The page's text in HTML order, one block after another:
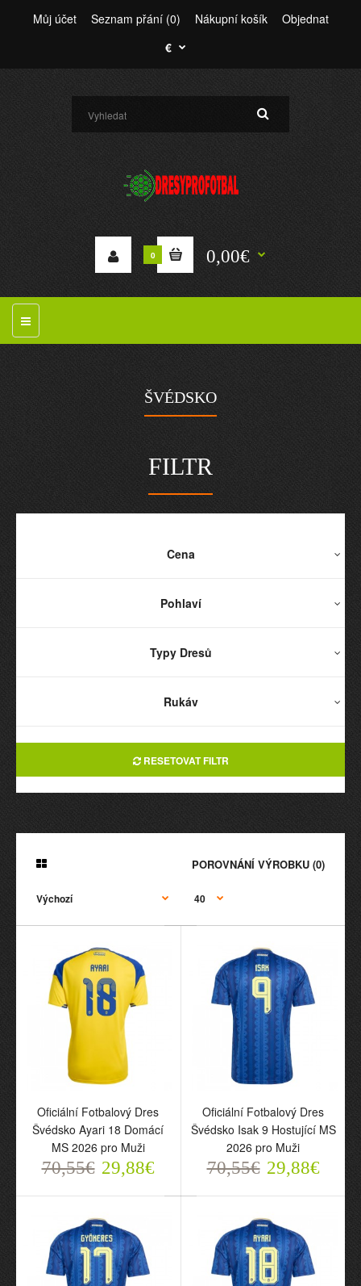
Můj účet Seznam přání (0) Nákupní košík
Objednat
€
0 0,00€
ŠVÉDSKO
FILTR
Cena
Pohlaví
Typy Dresů
Rukáv
RESETOVAT FILTR
POROVNÁNÍ VÝROBKU (0)
Švédsko Ayari 18 Domácí
MS 2026 pro Muži
70,55€ 29,88€
Švédsko Isak 9 Hostující
MS 2026 pro Muži
70,55€ 29,88€
Oficiální Fotbalový Dres
Švédsko Ayari 18 Domácí
MS 2026 pro Muži
70,55€ 29,88€
Oficiální Fotbalový Dres
Švédsko Isak 9 Hostující MS
2026 pro Muži
70,55€ 29,88€